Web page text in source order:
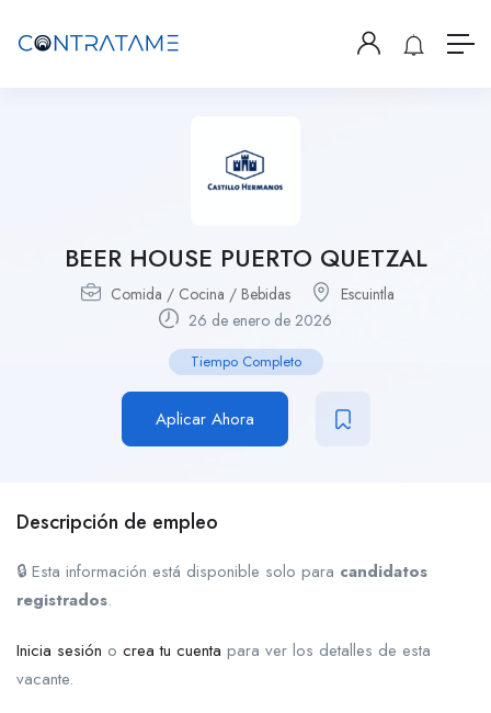
BEER HOUSE PUERTO QUETZAL
Comida / Cocina / Bebidas
Escuintla
26 de enero de 2026
Tiempo Completo
Aplicar Ahora
Descripción de empleo
🔒 Esta información está disponible solo para candidatos
registrados.
Inicia sesión o crea tu cuenta para ver los detalles de esta
vacante.